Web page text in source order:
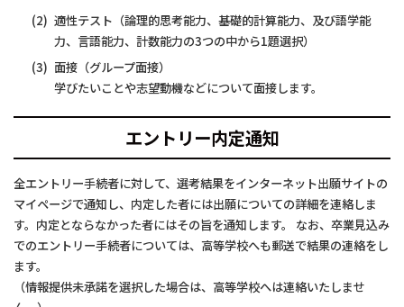
適性テスト（論理的思考能力、基礎的計算能力、及び語学能
力、言語能力、計数能力の3つの中から1題選択）
面接（グループ面接）
学びたいことや志望動機などについて面接します。
エントリー内定通知
全エントリー手続者に対して、選考結果をインターネット出願サイトの
マイページで通知し、内定した者には出願についての詳細を連絡しま
す。内定とならなかった者にはその旨を通知します。 なお、卒業見込み
でのエントリー手続者については、高等学校へも郵送で結果の連絡をし
ます。
（情報提供未承諾を選択した場合は、高等学校へは連絡いたしませ